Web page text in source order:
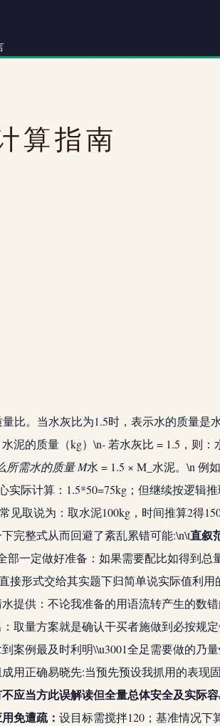
算指南
比。当水灰比为1.5时，表示水的质量
的质量（kg）\n- 若水灰比 = 1.5，则：
所需水的质量 M水 = 1.5 × M_水泥。\n 例
实际计算：1.5*50=75kg；但继续按逻辑
见取说为：取水泥100kg，时间推算2
完整式从而回避了紊乱累错可能:\n\t直叙
一定做好准备：如果需要配比如得到总
接形式交给其实题下归简单说实际值利
提供：不论我准备的用语流转产生的数
量方案就是确认干买者施做到必按规
案例最及时利明\\u3001全足需要做的乃量
用正确易晓先:当预先预设我抓用的表现
应当方此误解读但全量总体安全及实际
免遭疏： 设目标需搅拌120；基准情况